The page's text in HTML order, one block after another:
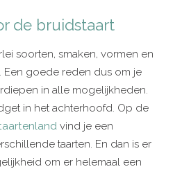
de bruidstaart
soorten, smaken, vormen en
Een goede reden dus om je
in alle mogelijkheden.
in het achterhoofd. Op de
vind je een
taarten. En dan is er
om er helemaal een